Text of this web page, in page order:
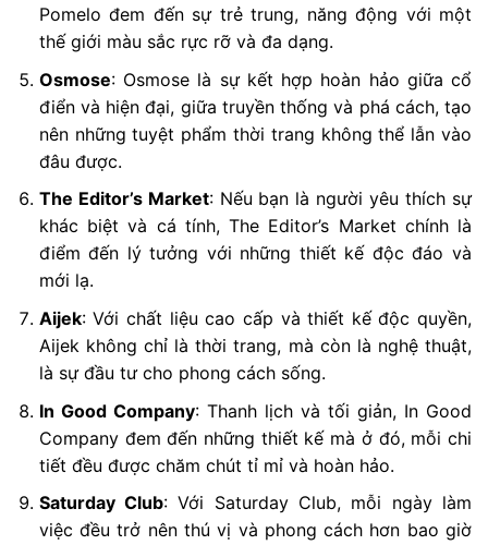
Pomelo đem đến sự trẻ trung, năng động với một
thế giới màu sắc rực rỡ và đa dạng.
Osmose: Osmose là sự kết hợp hoàn hảo giữa cổ
điển và hiện đại, giữa truyền thống và phá cách, tạo
nên những tuyệt phẩm thời trang không thể lẫn vào
đâu được.
The Editor’s Market: Nếu bạn là người yêu thích sự
khác biệt và cá tính, The Editor’s Market chính là
điểm đến lý tưởng với những thiết kế độc đáo và
mới lạ.
Aijek: Với chất liệu cao cấp và thiết kế độc quyền,
Aijek không chỉ là thời trang, mà còn là nghệ thuật,
là sự đầu tư cho phong cách sống.
In Good Company: Thanh lịch và tối giản, In Good
Company đem đến những thiết kế mà ở đó, mỗi chi
tiết đều được chăm chút tỉ mỉ và hoàn hảo.
Saturday Club: Với Saturday Club, mỗi ngày làm
việc đều trở nên thú vị và phong cách hơn bao giờ